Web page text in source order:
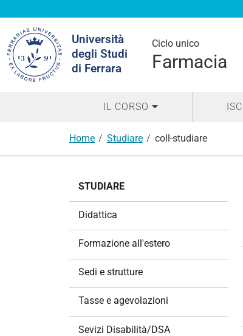
Università
degli Studi
di Ferrara
Ciclo unico
Farmacia
nel
sito
IL CORSO
Home Studiare coll-studiare
STUDIARE
Didattica
Formazione all'estero
Sedi e strutture
Tasse e agevolazioni
Sevizi Disabilità/DSA